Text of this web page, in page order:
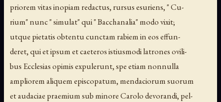
priorem vitas inopiam redactus, rursus esuriens, " Cu-
rium" nunc " simulat" qui " Bacchanalia" modo vixit;
utque pietatis obtentu cunctam rabiem in eos effun-
deret, qui et ipsum et caeteros istiusmodi latrones ovili-
bus Ecclesias opimis expulerunt, spe etiam nonnulla
ampliorem aliquem episcopatum, mendaciorum suorum
et audaciae praemium sub minore Carolo devorandi, pel-